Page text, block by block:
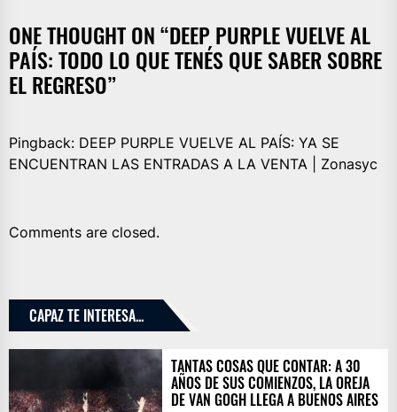
ONE THOUGHT ON “DEEP PURPLE VUELVE AL
PAÍS: TODO LO QUE TENÉS QUE SABER SOBRE
EL REGRESO”
Pingback: DEEP PURPLE VUELVE AL PAÍS: YA SE
ENCUENTRAN LAS ENTRADAS A LA VENTA | Zonasyc
Comments are closed.
CAPAZ TE INTERESA...
TANTAS COSAS QUE CONTAR: A 30
AÑOS DE SUS COMIENZOS, LA OREJA
DE VAN GOGH LLEGA A BUENOS AIRES